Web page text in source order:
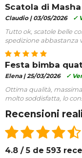
Scatola di
Claudio | 03/05/2026 ✓
Tutto ok, scatole belle
spedizione abbastanza
Festa bimba
Elena |25/03/2026 ✓
Ottima qualità,
molto soddisfatta, lo
Recensioni
4.8 / 5 de 593